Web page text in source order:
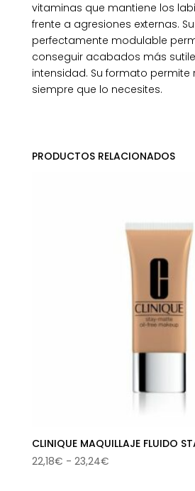
vitaminas que mantiene los
frente a agresiones externas.
perfectamente modulable
conseguir acabados más
intensidad. Su formato permite
siempre que lo necesites.
PRODUCTOS RELACIONADOS
CLINIQUE MAQUILLAJE FLUIDO
22,18€ - 23,24€Rango